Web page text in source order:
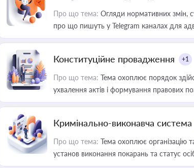
Про що тема: Огляди нормативних змін,
про що пишуть у Telegram каналах для
Конституційне провадження +1
Про що тема: Тема охоплює порядок
ухвалення актів і формування правових
Кримінально-виконавча система
Про що тема: Тема охоплює організацію
установ виконання покарань та статус